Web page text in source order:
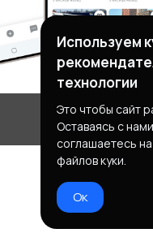
Используем
технологии
Это чтобы сайт
Оставаясь с
соглашаетесь
файлов куки.
Ок